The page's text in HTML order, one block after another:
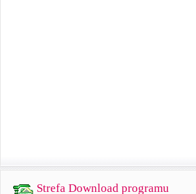
Strefa Download programu